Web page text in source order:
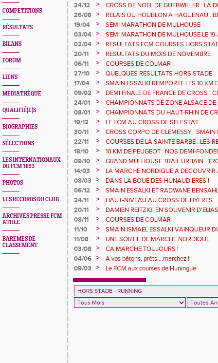
COMPETITIONS
RÉSULTATS
BILANS
FORUM
LIENS
MÉDIATHÈQUE
QUALIFIÉ(E)S
BIOGRAPHIES
SÉLECTIONS
LES INTERNATIONAUX
DU FCM 1893
PHOTOS
LES RECORDS DU CLUB
ARCHIVES PRESSE FCM
ATHLE
BAREMES DE
CLASSEMENT
24/12
>
CROSS DE NOEL DE GUEBWILLER : LA
26/08
>
RELAIS DU HOUBLON A HAGUENAU :
ESSALKI, BRIGITTE NTIAMOAH A
19/04 >
SEMI MARATHON DE MULHOUSE
03/04
>
SEMI MARATHON DE MULHOUSE LE 19
02/04
>
RESULTATS FCM COURSES HORS
20/11
>
RESULTATS DU MOIS DE NOVEMBRE
06/11
>
COURSES DE COLMAR :
27/10
>
QUELQUES RESULTATS HORS STADE
17/04
>
SMAIN ESSALKI REMPORTE LES 10 KM
09/02
>
DEMI FINALE DE FRANCE DE CROSS :
FRANCE DE CROSS
24/01 >
CHAMPIONNATS DE ZONE ALSACE DE
D'HONNEUR !
08/01 >
CHAMPIONNATS DU HAUT-RHIN DE
HERITAGE
19/12 >
LE FCM AU CROSS DE SELESTAT
30/11
>
CROSS CORPO DE CLEMESSY : SMAIN
22/11
>
COURSES DE LA SAINTE BARBE : LES
PRESENTS AUX AVANT-POSTES
18/10 >
10 KM DE PEUGEOT : NOS DEMI-
09/10
>
GRAND MULHOUSE TRAIL URBAIN :
LE TOP 15!
14/03 >
LA MARCHE NORDIQUE A
L'EGMA !
08/03 >
DANS LA BOUE DES HUNAUDIERES !
06/12
>
SMAIN ESSALKI ET RADWANE
GUEBWILLER
24/11 >
HAUT-NIVEAU AU CROSS DE HYERES
20/11
>
DAMIEN REITZIG, EN SOUVENIR D'ELIAS
08/11
>
COURSES DE COLMAR
11/10
>
SMAIN ISMAEL ESSALKI VAINQUEUR
11/08
>
UNE SORTIE DE MARCHE NORDIQUE
03/08
>
CA MARCHE TOUJOURS !
04/06
>
A vos bâtons, prêts,...marchez !
09/03
> Le FCM aux courses de Huningue